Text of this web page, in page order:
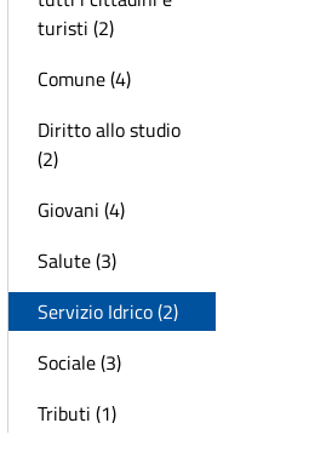
turisti (2)
Comune (4)
Diritto allo studio
(2)
Giovani (4)
Salute (3)
Servizio Idrico (2)
Sociale (3)
Tributi (1)